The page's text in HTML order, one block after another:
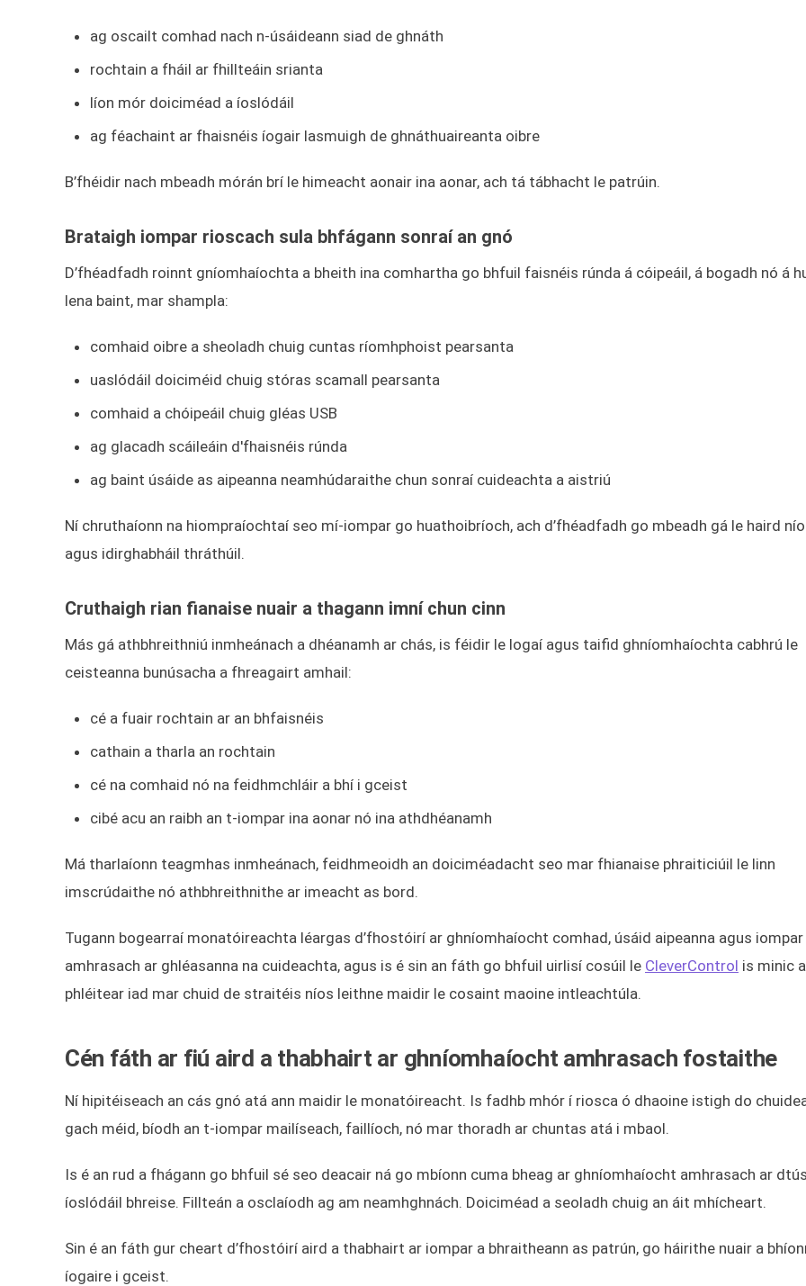
ag oscailt comhad nach n-úsáideann siad de ghnáth
rochtain a fháil ar fhillteáin srianta
líon mór doiciméad a íoslódáil
ag féachaint ar fhaisnéis íogair lasmuigh de ghnáthuaireanta oibre
B’fhéidir nach mbeadh mórán brí le himeacht aonair ina aonar, ach tá tábhacht le patrúin.
Brataigh iompar rioscach sula bhfágann sonraí an gnó
D’fhéadfadh roinnt gníomhaíochta a bheith ina comhartha go bhfuil faisnéis rúnda á cóipeáil, á bogadh nó á
lena baint, mar shampla:
comhaid oibre a sheoladh chuig cuntas ríomhphoist pearsanta
uaslódáil doiciméid chuig stóras scamall pearsanta
comhaid a chóipeáil chuig gléas USB
ag glacadh scáileáin d'fhaisnéis rúnda
ag baint úsáide as aipeanna neamhúdaraithe chun sonraí cuideachta a aistriú
Ní chruthaíonn na hiompraíochtaí seo mí-iompar go huathoibríoch, ach d’fhéadfadh go mbeadh gá le haird
agus idirghabháil thráthúil.
Cruthaigh rian fianaise nuair a thagann imní chun cinn
Más gá athbhreithniú inmheánach a dhéanamh ar chás, is féidir le logaí agus taifid ghníomhaíochta cabhrú le
ceisteanna bunúsacha a fhreagairt amhail:
cé a fuair rochtain ar an bhfaisnéis
cathain a tharla an rochtain
cé na comhaid nó na feidhmchláir a bhí i gceist
cibé acu an raibh an t-iompar ina aonar nó ina athdhéanamh
Má tharlaíonn teagmhas inmheánach, feidhmeoidh an doiciméadacht seo mar fhianaise phraiticiúil le linn
imscrúdaithe nó athbhreithnithe ar imeacht as bord.
Tugann bogearraí monatóireachta léargas d’fhostóirí ar ghníomhaíocht comhad, úsáid aipeanna agus iompar
amhrasach ar ghléasanna na cuideachta, agus is é sin an fáth go bhfuil uirlisí cosúil le CleverControl is minic a
phléitear iad mar chuid de straitéis níos leithne maidir le cosaint maoine intleachtúla.
Cén fáth ar fiú aird a thabhairt ar ghníomhaíocht amhrasach fostaithe
Ní hipitéiseach an cás gnó atá ann maidir le monatóireacht. Is fadhb mhór í riosca ó dhaoine istigh do
gach méid, bíodh an t-iompar mailíseach, faillíoch, nó mar thoradh ar chuntas atá i mbaol.
Is é an rud a fhágann go bhfuil sé seo deacair ná go mbíonn cuma bheag ar ghníomhaíocht amhrasach ar
íoslódáil bhreise. Fillteán a osclaíodh ag am neamhghnách. Doiciméad a seoladh chuig an áit mhícheart.
Sin é an fáth gur cheart d’fhostóirí aird a thabhairt ar iompar a bhraitheann as patrún, go háirithe nuair a
íogaire i gceist.